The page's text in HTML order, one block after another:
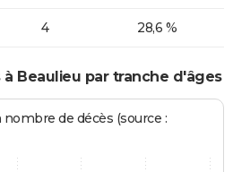
4 28,6 %
Beaulieu par tranche d'âges
de décès (source :